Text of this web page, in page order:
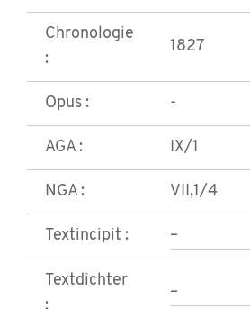
Chronologie
:
1827
Opus : -
AGA : IX/1
NGA : VII,1/4
Textincipit : –
Textdichter
–